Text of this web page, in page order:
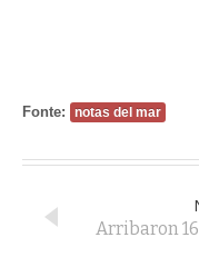
Fonte: notas del mar
Arribaron